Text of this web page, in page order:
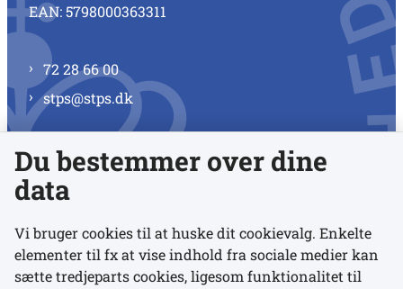
EAN: 5798000363311
72 28 66 00
stps@stps.dk
Se alle kontaktnumre
Links
Du bestemmer over dine
data
Vi bruger cookies til at huske dit cookievalg. Enkelte
elementer til fx at vise indhold fra sociale medier kan
sætte tredjeparts cookies, ligesom funktionalitet til